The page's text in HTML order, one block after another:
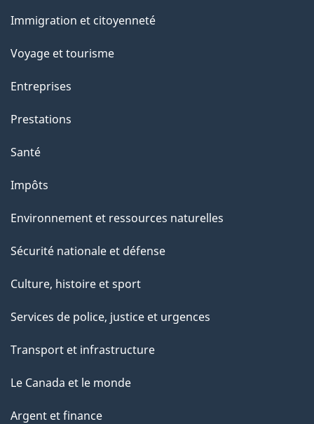
a
c
i
o
s
u
c
e
t
e
a
g
sujets
Immigration et citoyenneté
Voyage et tourisme
Entreprises
Prestations
Santé
Impôts
Environnement et ressources naturelles
Sécurité nationale et défense
Culture, histoire et sport
Services de police, justice et urgences
Transport et infrastructure
Le Canada et le monde
Argent et finance